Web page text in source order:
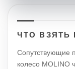
ЧТО ВЗЯТЬ
Сопутствующие
колесо MOLINO